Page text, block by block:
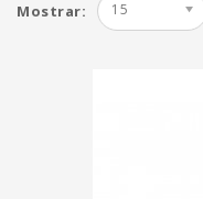
Mostrar: 15